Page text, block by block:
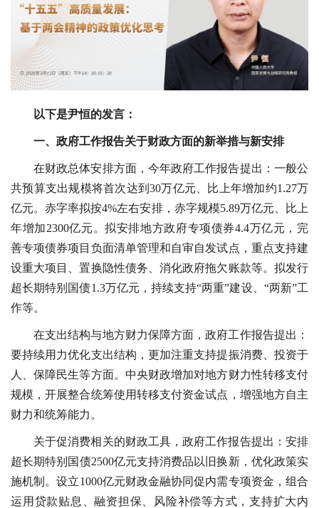
以下是尹恒的发言：
一、政府工作报告关于财政方面的新举措与新安排
在财政总体安排方面，今年政府工作报告提出：一般公
共预算支出规模将首次达到30万亿元、比上年增加约1.27万
亿元。赤字率拟按4%左右安排，赤字规模5.89万亿元、比上
年增加2300亿元。拟安排地方政府专项债券4.4万亿元，完
善专项债券项目负面清单管理和自审自发试点，重点支持建
设重大项目、置换隐性债务、消化政府拖欠账款等。拟发行
超长期特别国债1.3万亿元，持续支持“两重”建设、“两新”工
作等。
在支出结构与地方财力保障方面，政府工作报告提出：
要持续用力优化支出结构，更加注重支持提振消费、投资于
人、保障民生等方面。中央财政增加对地方财力性转移支付
规模，开展整合统筹使用转移支付资金试点，增强地方自主
财力和统筹能力。
关于促消费相关的财政工具，政府工作报告提出：安排
超长期特别国债2500亿元支持消费品以旧换新，优化政策实
施机制。设立1000亿元财政金融协同促内需专项资金，组合
运用贷款贴息、融资担保、风险补偿等方式，支持扩大内